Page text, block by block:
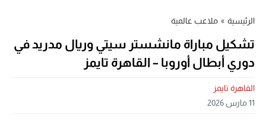
الرئيسية » ملاعب عالمية
تشكيل مباراة مانشستر سيتي وريال مدريد في
دوري أبطال أوروبا – القاهرة تايمز
القاهرة تايمز
11 مارس 2026